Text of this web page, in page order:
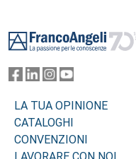
LA TUA OPINIONE
CATALOGHI
CONVENZIONI